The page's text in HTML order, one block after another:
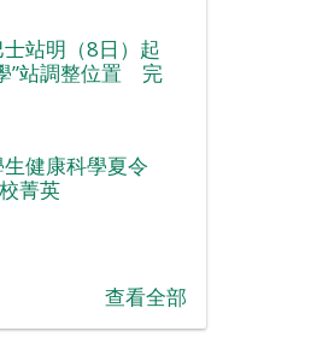
站明（8日）起
”站調整位置 完
健康科學夏令
菁英
查看全部